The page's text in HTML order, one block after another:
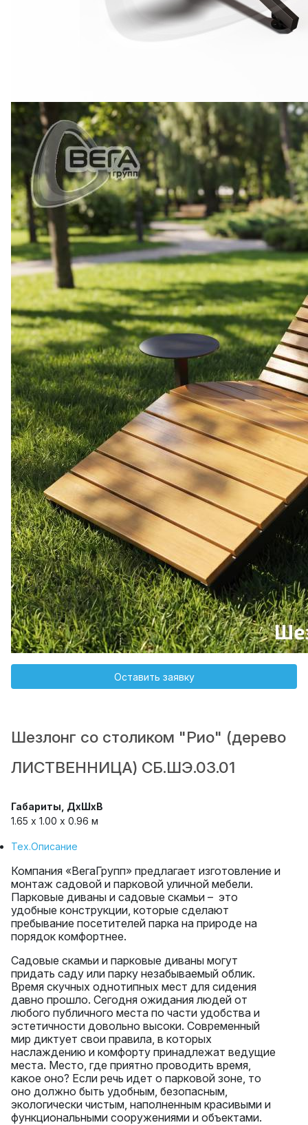
Оставить заявку
Шезлонг со столиком "Рио" (дерево
ЛИСТВЕННИЦА) СБ.ШЭ.03.01
Габариты, ДхШхВ
1.65 х 1.00 x 0.96 м
Тех.Описание
Компания «ВегаГрупп» предлагает изготовление и
монтаж садовой и парковой уличной мебели.
Парковые диваны и садовые скамьи – это
удобные конструкции, которые сделают
пребывание посетителей парка на природе на
порядок комфортнее.
Садовые скамьи и парковые диваны могут
придать саду или парку незабываемый облик.
Время скучных однотипных мест для сидения
давно прошло. Сегодня ожидания людей от
любого публичного места по части удобства и
эстетичности довольно высоки. Современный
мир диктует свои правила, в которых
наслаждению и комфорту принадлежат ведущие
места. Место, где приятно проводить время,
какое оно? Если речь идет о парковой зоне, то
оно должно быть удобным, безопасным,
экологически чистым, наполненным красивыми и
функциональными сооружениями и объектами.